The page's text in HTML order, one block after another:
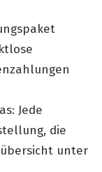
Jede
die
unter